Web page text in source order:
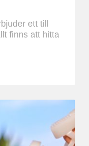
ett till
finns att hitta